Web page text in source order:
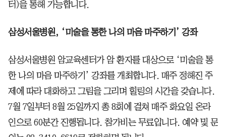
터)을 통해 가능합니다.
삼성서울병원, ‘미술을 통한 나의 마음 마주하기’ 강좌
삼성서울병원 암교육센터가 암 환자를 대상으로 ‘미술을 통
한 나의 마음 마주하기’ 강좌를 개최합니다. 매주 정해진 주
제에 따라 대화하고 그림을 그리며 힐링의 시간을 갖습니다.
7월 7일부터 8월 25일까지 총 8회에 걸쳐 매주 화요일 온라
인으로 60분간 진행됩니다. 참가비는 무료입니다. 예약 및 문